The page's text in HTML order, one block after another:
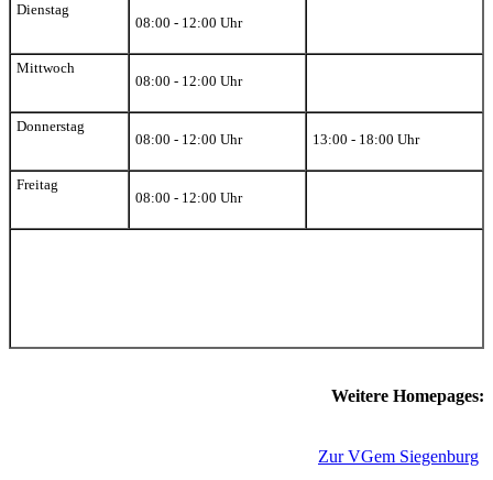
Dienstag
08:00 - 12:00 Uhr
Mittwoch
08:00 - 12:00 Uhr
Donnerstag
08:00 - 12:00 Uhr
13:00 - 18:00 Uhr
Freitag
08:00 - 12:00 Uhr
Weitere Homepages:
Zur VGem Siegenburg